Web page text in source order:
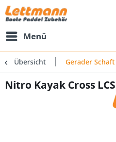
Menü
Übersicht Gerader Schaft
Nitro Kayak Cross